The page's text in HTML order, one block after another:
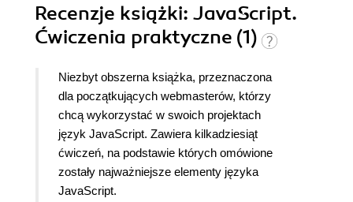
Recenzje książki: JavaScript.
Ćwiczenia praktyczne (1)
Niezbyt obszerna książka, przeznaczona
dla początkujących webmasterów, którzy
chcą wykorzystać w swoich projektach
język JavaScript. Zawiera kilkadziesiąt
ćwiczeń, na podstawie których omówione
zostały najważniejsze elementy języka
JavaScript.